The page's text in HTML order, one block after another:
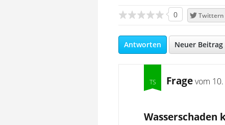
0 Twittern
Antworten Neuer Beitrag
Fragevom
Wasserschaden